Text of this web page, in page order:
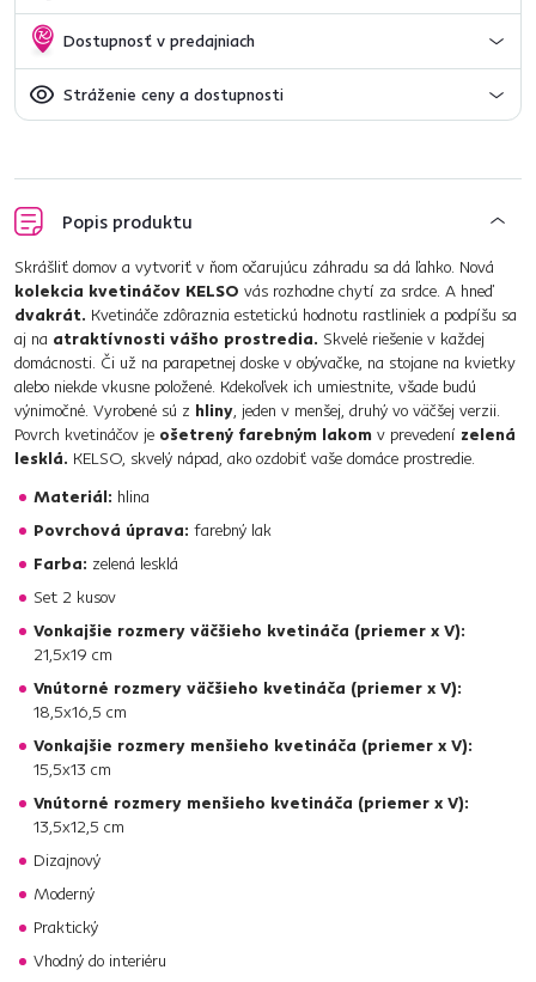
Dostupnosť v predajniach
Stráženie ceny a dostupnosti
Popis produktu
Skrášliť domov a vytvoriť v ňom očarujúcu záhradu sa dá ľahko. Nová
kolekcia kvetináčov KELSO vás rozhodne chytí za srdce. A hneď
dvakrát. Kvetináče zdôraznia estetickú hodnotu rastliniek a podpíšu sa
aj na atraktívnosti vášho prostredia. Skvelé riešenie v každej
domácnosti. Či už na parapetnej doske v obývačke, na stojane na kvietky
alebo niekde vkusne položené. Kdekoľvek ich umiestnite, všade budú
výnimočné. Vyrobené sú z hliny, jeden v menšej, druhý vo väčšej verzii.
Povrch kvetináčov je ošetrený farebným lakom v prevedení zelená
lesklá. KELSO, skvelý nápad, ako ozdobiť vaše domáce prostredie.
Materiál: hlina
Povrchová úprava: farebný lak
Farba: zelená lesklá
Set 2 kusov
Vonkajšie rozmery väčšieho kvetináča (priemer x V):
21,5x19 cm
Vnútorné rozmery väčšieho kvetináča (priemer x V):
18,5x16,5 cm
Vonkajšie rozmery menšieho kvetináča (priemer x V):
15,5x13 cm
Vnútorné rozmery menšieho kvetináča (priemer x V):
13,5x12,5 cm
Dizajnový
Moderný
Praktický
Vhodný do interiéru